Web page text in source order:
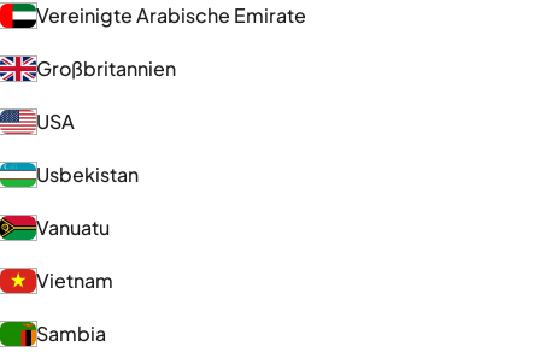
Vereinigte Arabische Emirate
Großbritannien
USA
Usbekistan
Vanuatu
Vietnam
Sambia